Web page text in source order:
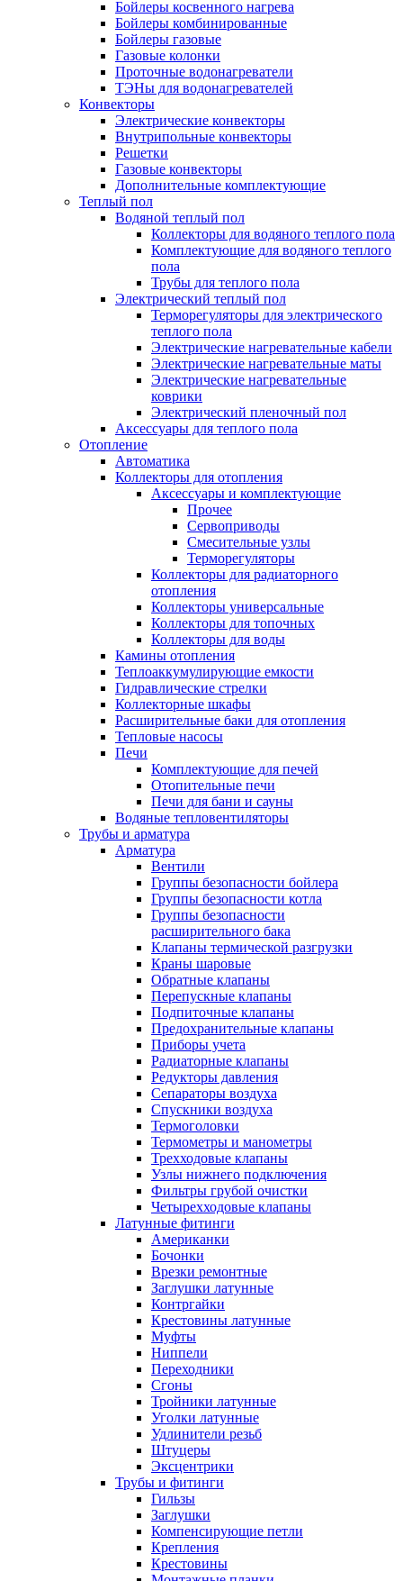
Бойлеры косвенного нагрева
Бойлеры комбинированные
Бойлеры газовые
Газовые колонки
Проточные водонагреватели
ТЭНы для водонагревателей
Конвекторы
Электрические конвекторы
Внутрипольные конвекторы
Решетки
Газовые конвекторы
Дополнительные комплектующие
Теплый пол
Водяной теплый пол
Коллекторы для водяного теплого пола
Комплектующие для водяного теплого
пола
Трубы для теплого пола
Электрический теплый пол
Терморегуляторы для электрического
теплого пола
Электрические нагревательные кабели
Электрические нагревательные маты
Электрические нагревательные
коврики
Электрический пленочный пол
Аксессуары для теплого пола
Отопление
Автоматика
Коллекторы для отопления
Аксессуары и комплектующие
Прочее
Сервоприводы
Смесительные узлы
Терморегуляторы
Коллекторы для радиаторного
отопления
Коллекторы универсальные
Коллекторы для топочных
Коллекторы для воды
Камины отопления
Теплоаккумулирующие емкости
Гидравлические стрелки
Коллекторные шкафы
Расширительные баки для отопления
Тепловые насосы
Печи
Комплектующие для печей
Отопительные печи
Печи для бани и сауны
Водяные тепловентиляторы
Трубы и арматура
Арматура
Вентили
Группы безопасности бойлера
Группы безопасности котла
Группы безопасности
расширительного бака
Клапаны термической разгрузки
Краны шаровые
Обратные клапаны
Перепускные клапаны
Подпиточные клапаны
Предохранительные клапаны
Приборы учета
Радиаторные клапаны
Редукторы давления
Сепараторы воздуха
Спускники воздуха
Термоголовки
Термометры и манометры
Трехходовые клапаны
Узлы нижнего подключения
Фильтры грубой очистки
Четырехходовые клапаны
Латунные фитинги
Американки
Бочонки
Врезки ремонтные
Заглушки латунные
Контргайки
Крестовины латунные
Муфты
Ниппели
Переходники
Сгоны
Тройники латунные
Уголки латунные
Удлинители резьб
Штуцеры
Эксцентрики
Трубы и фитинги
Гильзы
Заглушки
Компенсирующие петли
Крепления
Крестовины